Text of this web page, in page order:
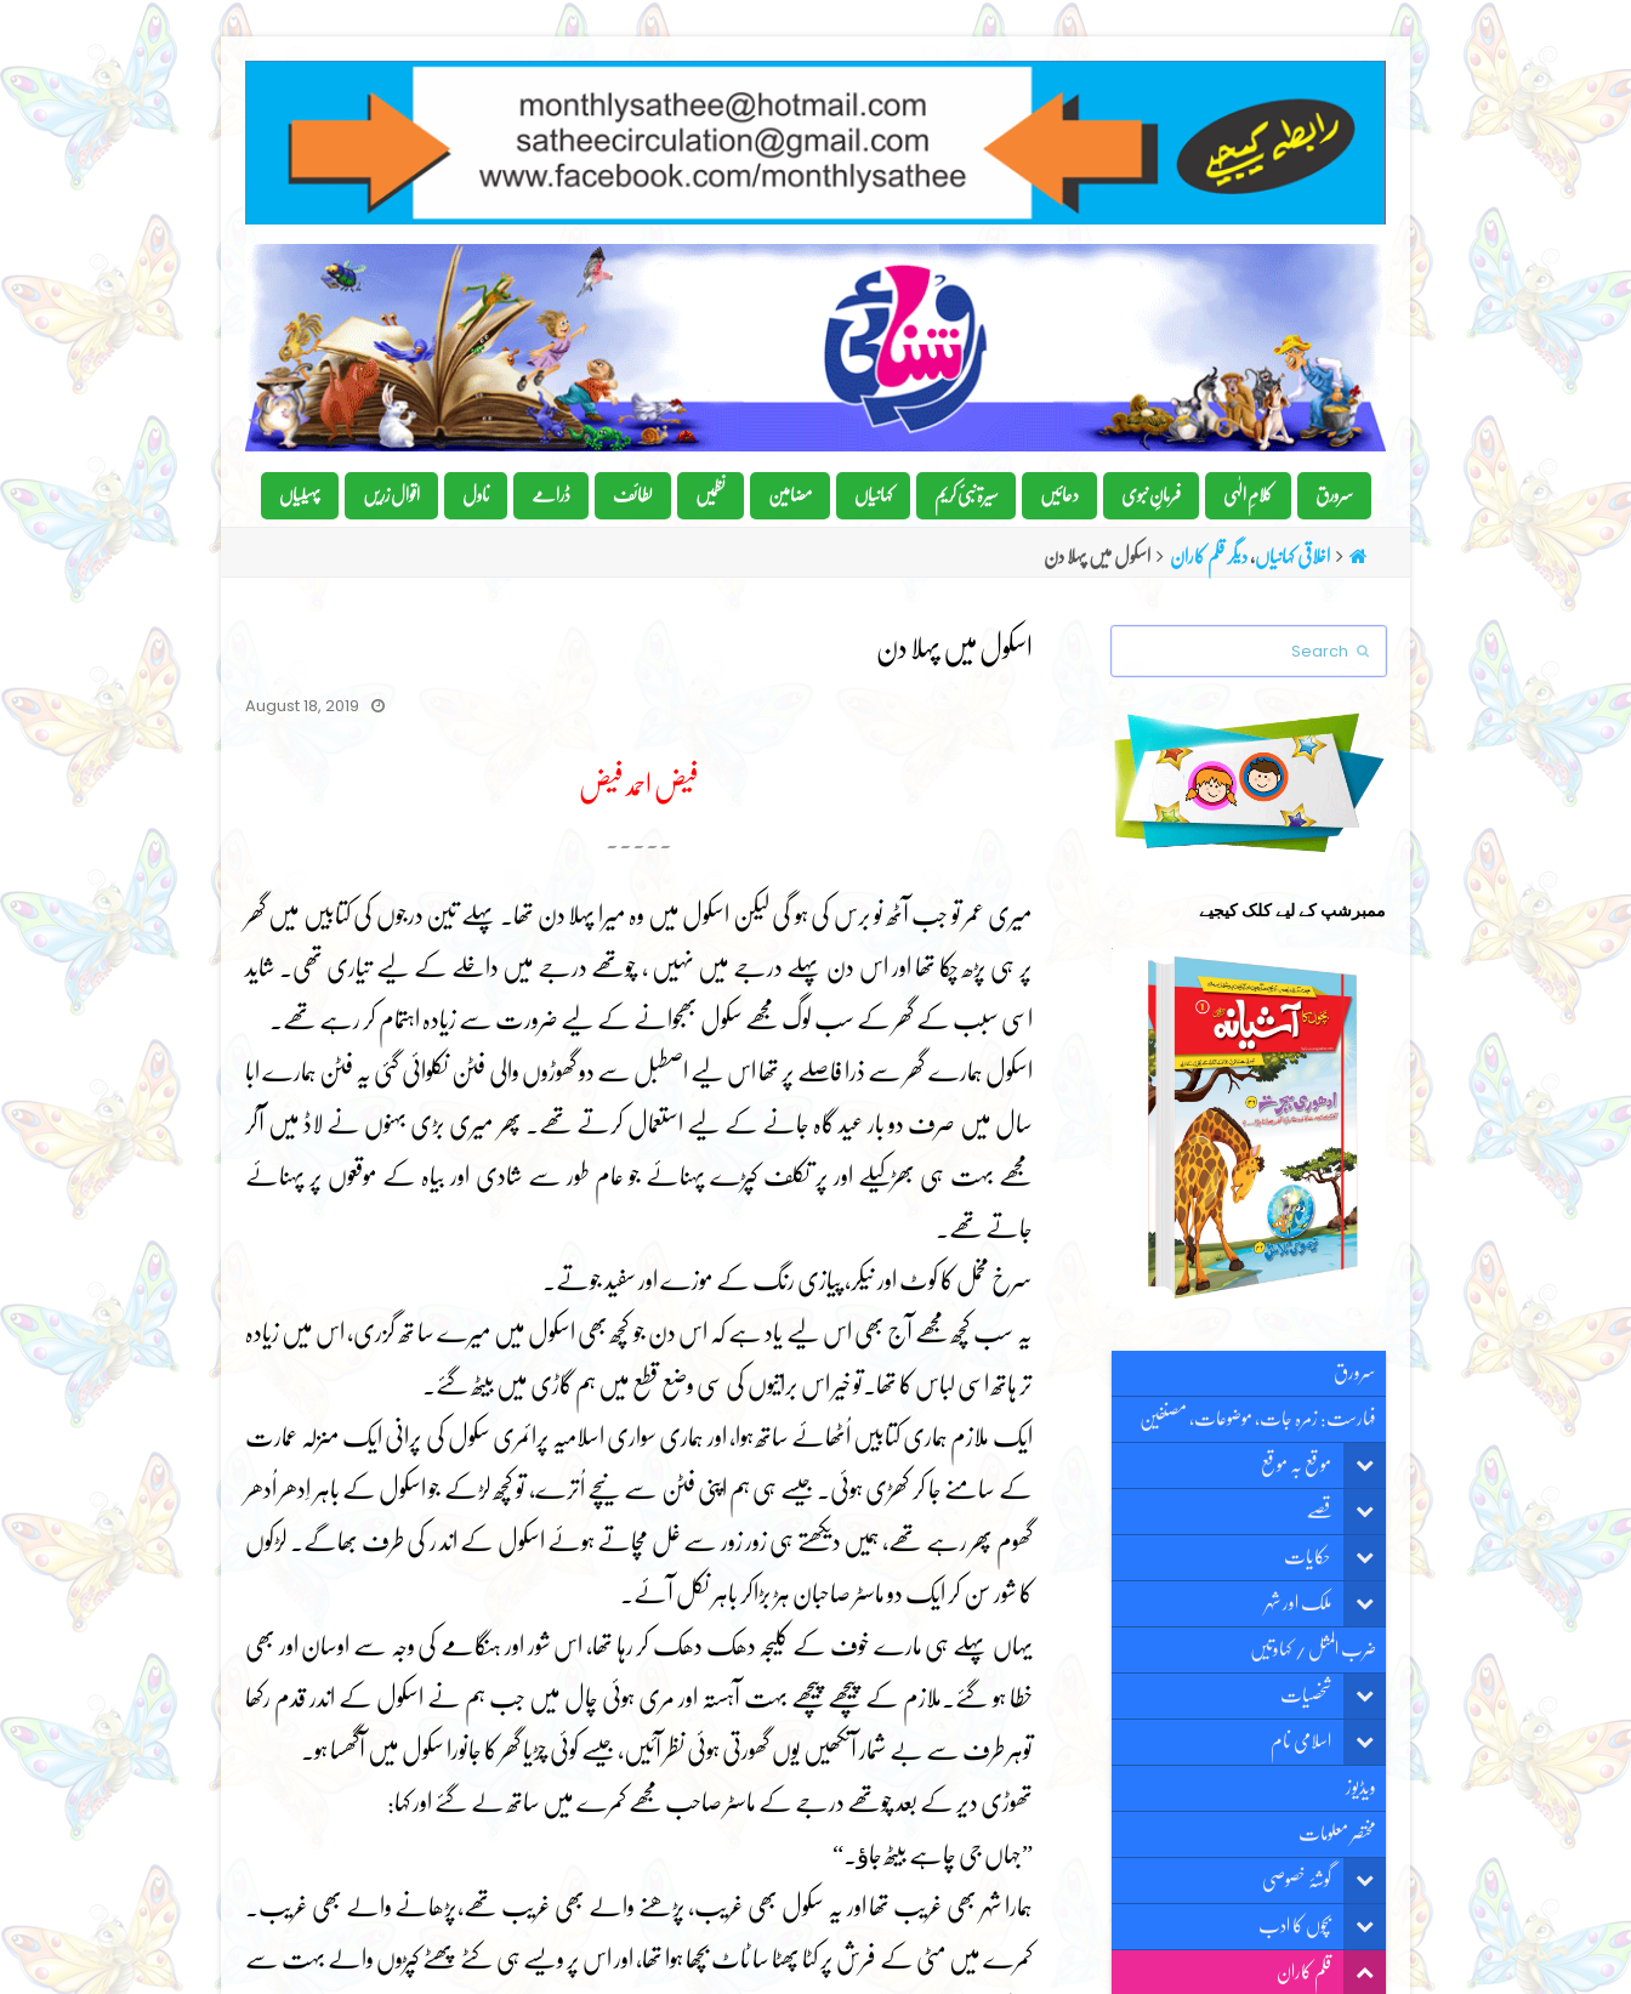
سرورق کلامِ الٰہی فرمانِِ نبوی دعائیں سیرۃ نبیٔ کریم کہانیاں مضامین نظمیں لطائف ڈرامے ناول اقوال زریں پہیلیاں
اخلاقی کہانیاں, دیگر قلم کاران اسکول میں پہلا دن
اسکول میں پہلا دن
August 18, 2019
فیض احمد فیض
میری عمر تو جب آٹھ نو برس کی ہو گی لیکن اسکول میں وہ میرا پہلا دن تھا۔ پہلے تین درجوں کی کتابیں میں گھر
پر ہی پڑھ چکا تھا اور اس دن پہلے درجے میں نہیں ، چوتھے درجے میں داخلے کے لیے تیاری تھی۔ شاید
اسی سبب کے گھر کے سب لوگ مجھے سکول بھجوانے کے لیے ضرورت سے زیادہ اہتمام کر رہے تھے۔
اسکول ہمارے گھر سے ذرا فاصلے پر تھا اس لیے اصطبل سے دو گھوڑوں والی فٹن نکلوائی گئی یہ فٹن ہمارے ابا
سال میں صرف دو بار عید گاہ جانے کے لیے استعمال کرتے تھے۔ پھر میری بڑی بہنوں نے لاڈ میں آکر
مجھے بہت ہی بھڑکیلے اور پر تکلف کپڑے پہنائے جو عام طور سے شادی اور بیاہ کے موقعوں پر پہنائے
جاتے تھے۔
سرخ مخمل کا کوٹ اور نیکر، پیازی رنگ کے موزے اور سفید جوتے۔
یہ سب کچھ مجھے آج بھی اس لیے یاد ہے کہ اس دن جو کچھ بھی اسکول میں میرے سا تھ گزری، اس میں زیادہ
تر ہاتھ اسی لباس کا تھا۔تو خیر اس براتیوں کی سی وضع قطع میں ہم گاڑی میں بیٹھ گئے۔
ایک ملازم ہماری کتابیں اُٹھائے ساتھ ہوا، اور ہماری سواری اسلامیہ پرائمری سکول کی پرانی ایک منزلہ عمارت
کے سامنے جا کر کھڑی ہوئی۔ جیسے ہی ہم اپنی فٹن سے نیچے اُترے، تو کچھ لڑکے جو اسکول کے باہر اِدھر اُدھر
گھوم پھر رہے تھے، ہمیں دیکھتے ہی زور زور سے غل مچاتے ہوئے اسکول کے اند ر کی طرف بھاگے۔ لڑکوں
کا شور سن کر ایک دو ماسٹر صاحبان ہڑ بڑاکر باہر نکل آئے۔
یہاں پہلے ہی مارے خوف کے کلیجہ دھک دھک کر رہا تھا، اس شور اور ہنگامے کی وجہ سے اوسان اور بھی
خطا ہو گئے۔ملازم کے پیچھے پیچھے بہت آہستہ اور مری ہوئی چال میں جب ہم نے اسکول کے اندر قدم رکھا
توہر طرف سے بے شمار آنکھیں یوں گھورتی ہوئی نظر آئیں، جیسے کوئی چڑیا گھر کا جانورا سکول میں آگھسا ہو۔
تھوڑی دیر کے بعد چوتھے درجے کے ماسٹر صاحب مجھے کمرے میں ساتھ لے گئے اور کہا:
”جہاں جی چاہے بیٹھ جاﺅ۔“
ہمارا شہر بھی غریب تھا اور یہ سکول بھی غریب، پڑھنے والے بھی غریب تھے،پڑھانے والے بھی غریب۔
کمرے میں مٹی کے فرش پر کٹا پھٹا سا ٹاٹ بچھا ہوا تھا، اور اس پر ویسے ہی کٹے پھٹے کپڑوں والے بہت سے
Search
ممبرشپ کے لیے کلک کیجیے
سرورق
فہارست: زمرہ جات، موضوعات، مصنفین
موقع بہ موقع
قصّے
حکایات
ملک اور شہر
ضرب المثل / کہاوتیں
شخصیات
اسلامی نام
ویڈیوز
مختصر معلومات
گوشۂ خصوصی
بچوں کا ادب
قلم کاران